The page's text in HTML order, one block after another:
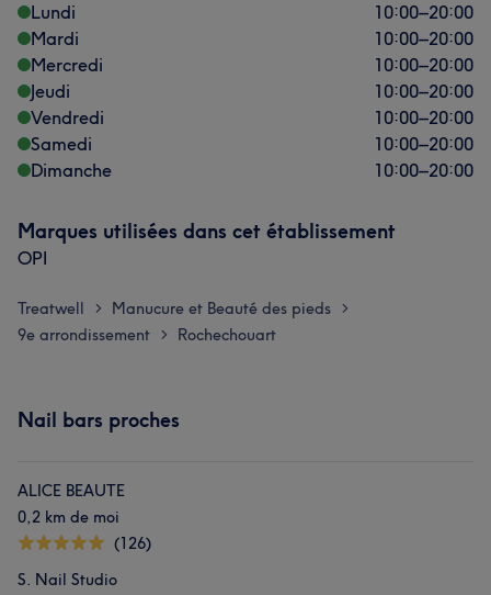
Lundi
10:00–20:00
Mardi
10:00–20:00
Mercredi
10:00–20:00
Jeudi
10:00–20:00
Vendredi
10:00–20:00
Samedi
10:00–20:00
Dimanche
10:00–20:00
Marques utilisées dans cet établissement
OPI
Treatwell > Manucure et Beauté des pieds >
9e arrondissement > Rochechouart
Nail bars proches
ALICE BEAUTE
0,2 km de moi
(126)
S. Nail Studio